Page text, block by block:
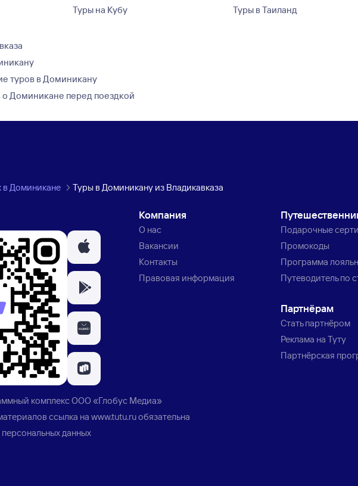
Туры на Кубу
Туры в Таиланд
туров в Доминикану
о Доминикане перед поездкой
в Доминикане Туры в Доминикану из Владикавказа
Компания
О нас
Вакансии
Контакты
Правовая информация
Подарочные
Промокоды
Программа
Путеводитель по
Партнёрам
Стать партнёром
Реклама на Туту
Партнёрская
комплексООО «Глобус Медиа»
ссылка наwww.tutu.ruобязательна
данных